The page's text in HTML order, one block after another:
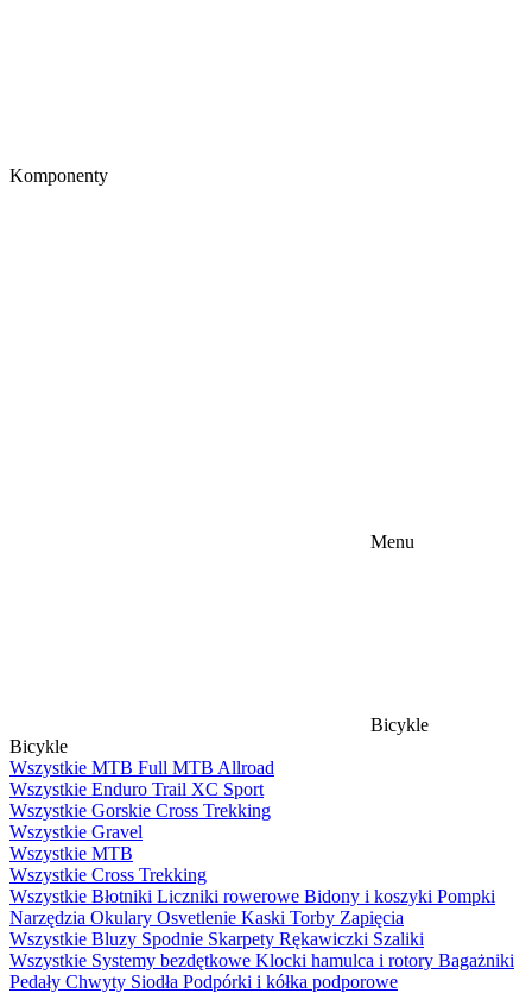
Komponenty
Menu
Bicykle
Bicykle
Wszystkie MTB Full MTB Allroad
Wszystkie Enduro Trail XC Sport
Wszystkie Gorskie Cross Trekking
Wszystkie Gravel
Wszystkie MTB
Wszystkie Cross Trekking
Wszystkie Błotniki Liczniki rowerowe Bidony i koszyki Pompki
Narzędzia Okulary Osvetlenie Kaski Torby Zapięcia
Wszystkie Bluzy Spodnie Skarpety Rękawiczki Szaliki
Wszystkie Systemy bezdętkowe Klocki hamulca i rotory Bagażniki
Pedały Chwyty Siodła Podpórki i kółka podporowe